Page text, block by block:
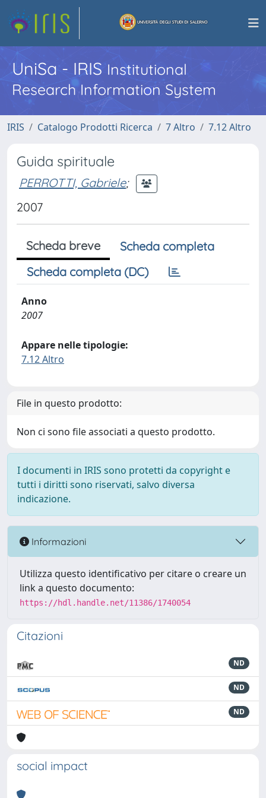
UniSa - IRISInstitutional
Research Information System
IRIS Catalogo Prodotti Ricerca 7 Altro 7.12 Altro
Guida spirituale
PERROTTI, Gabriele;
2007
Scheda breve
Scheda completa
Scheda completa (DC)
Anno
2007
Appare nelle tipologie:
7.12 Altro
File in questo prodotto:
Non ci sono file associati a questo prodotto.
I documenti in IRIS sono protetti da copyright e
tutti i diritti sono riservati, salvo diversa
indicazione.
Informazioni
Utilizza questo identificativo per citare o creare un
link a questo documento:
https://hdl.handle.net/11386/1740054
Citazioni
ND
ND
ND
social impact